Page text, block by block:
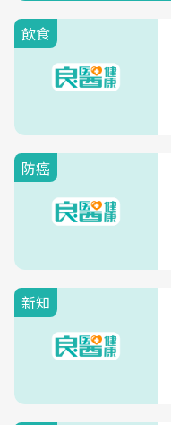
飲食
防癌
新知